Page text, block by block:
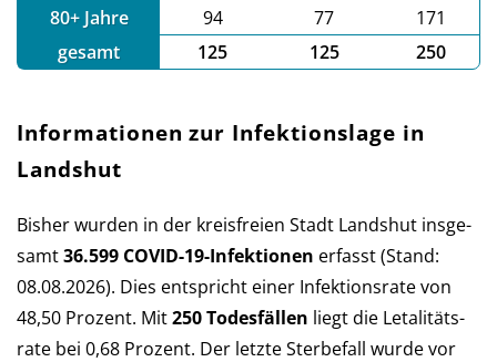
80+ Jahre
94 77
171
gesamt
125 125 250
Informationen zur Infektionslage in
Landshut
Bisher wurden in der kreis­freien Stadt Landshut ins­ge­
samt36.599 COVID-19-Infek­tio­nen er­fasst (Stand:
08.08.2026). Dies ent­spricht einer Infek­tions­rate von
48,50 Pro­zent. Mit250 Todes­fällen liegt die Let­a­li­täts­
rate bei 0,68 Pro­zent. Der letzte Sterbe­fall wurde vor